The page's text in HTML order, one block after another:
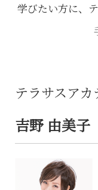
学びたい方に、
テラサスア
吉野 由美子